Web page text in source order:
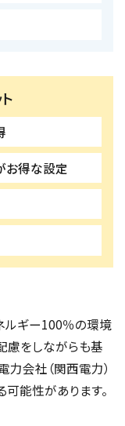
お得な設定
ルギー100％の環境
慮をしながらも基
会社（関西電力）
能性があります。